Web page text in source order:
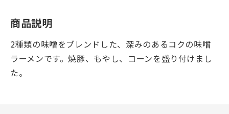
商品説明
2種類の味噌をブレンドした、深みのあるコクの味噌
ラーメンです。焼豚、もやし、コーンを盛り付けまし
た。